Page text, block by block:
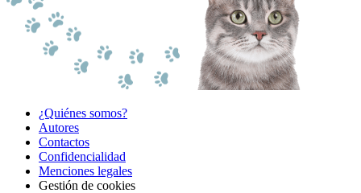
¿Quiénes somos?
Autores
Contactos
Confidencialidad
Menciones legales
Gestión de cookies